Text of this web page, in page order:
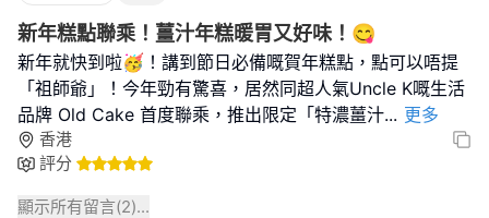
新年糕點聯乘！薑汁年糕暖胃又好味！😋
新年就快到啦🥳！講到節日必備嘅賀年糕點，點可以唔提
「祖師爺」！今年勁有驚喜，居然同超人氣Uncle K嘅生活
品牌 Old Cake 首度聯乘，推出限定「特濃薑汁... 更多
香港
評分
顯示所有留言(2)...